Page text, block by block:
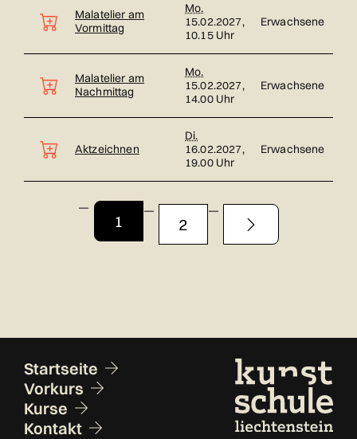
Malatelier am
Vormittag
Mo.
15.02.2027,
10.15 Uhr
Erwachsene
Malatelier am
Nachmittag
Mo.
15.02.2027,
14.00 Uhr
Erwachsene
Aktzeichnen
Di.
16.02.2027,
19.00 Uhr
Erwachsene
Seite 1 von 2
1 2
Fusszeile
Startseite
Vorkurs
Kurse
Kontakt